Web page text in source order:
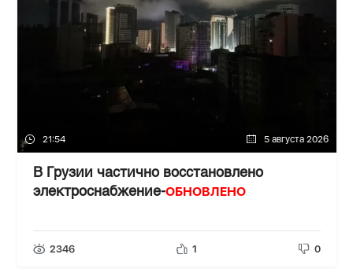
21:54 5 августа 2026
В Грузии частично восстановлено
электроснабжение-ОБНОВЛЕНО
2346 1 0